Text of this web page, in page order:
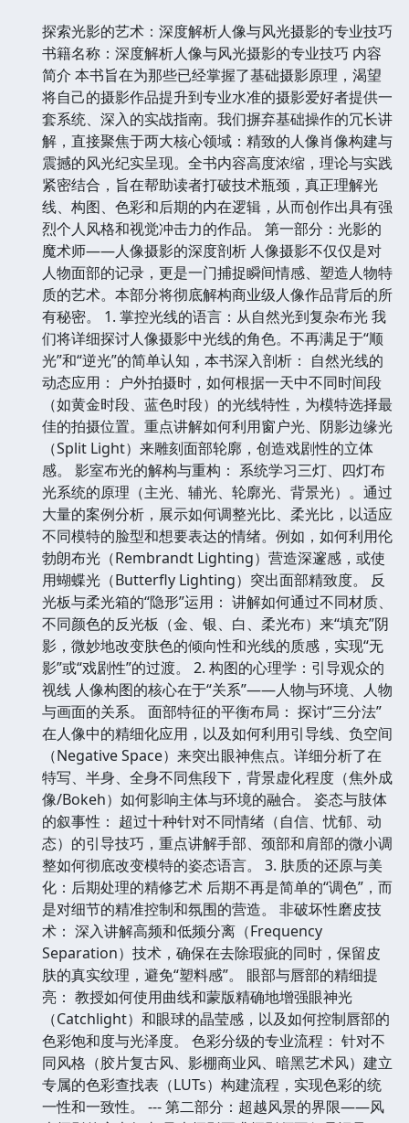
探索光影的艺术：深度解析人像与风光摄影的专业技巧
书籍名称：深度解析人像与风光摄影的专业技巧 内容
简介 本书旨在为那些已经掌握了基础摄影原理，渴望
将自己的摄影作品提升到专业水准的摄影爱好者提供一
套系统、深入的实战指南。我们摒弃基础操作的冗长讲
解，直接聚焦于两大核心领域：精致的人像肖像构建与
震撼的风光纪实呈现。全书内容高度浓缩，理论与实践
紧密结合，旨在帮助读者打破技术瓶颈，真正理解光
线、构图、色彩和后期的内在逻辑，从而创作出具有强
烈个人风格和视觉冲击力的作品。 第一部分：光影的
魔术师——人像摄影的深度剖析 人像摄影不仅仅是对
人物面部的记录，更是一门捕捉瞬间情感、塑造人物特
质的艺术。本部分将彻底解构商业级人像作品背后的所
有秘密。 1. 掌控光线的语言：从自然光到复杂布光 我
们将详细探讨人像摄影中光线的角色。不再满足于“顺
光”和“逆光”的简单认知，本书深入剖析： 自然光线的
动态应用： 户外拍摄时，如何根据一天中不同时间段
（如黄金时段、蓝色时段）的光线特性，为模特选择最
佳的拍摄位置。重点讲解如何利用窗户光、阴影边缘光
（Split Light）来雕刻面部轮廓，创造戏剧性的立体
感。 影室布光的解构与重构： 系统学习三灯、四灯布
光系统的原理（主光、辅光、轮廓光、背景光）。通过
大量的案例分析，展示如何调整光比、柔光比，以适应
不同模特的脸型和想要表达的情绪。例如，如何利用伦
勃朗布光（Rembrandt Lighting）营造深邃感，或使
用蝴蝶光（Butterfly Lighting）突出面部精致度。 反
光板与柔光箱的“隐形”运用： 讲解如何通过不同材质、
不同颜色的反光板（金、银、白、柔光布）来“填充”阴
影，微妙地改变肤色的倾向性和光线的质感，实现“无
影”或“戏剧性”的过渡。 2. 构图的心理学：引导观众的
视线 人像构图的核心在于“关系”——人物与环境、人物
与画面的关系。 面部特征的平衡布局： 探讨“三分法”
在人像中的精细化应用，以及如何利用引导线、负空间
（Negative Space）来突出眼神焦点。详细分析了在
特写、半身、全身不同焦段下，背景虚化程度（焦外成
像/Bokeh）如何影响主体与环境的融合。 姿态与肢体
的叙事性： 超过十种针对不同情绪（自信、忧郁、动
态）的引导技巧，重点讲解手部、颈部和肩部的微小调
整如何彻底改变模特的姿态语言。 3. 肤质的还原与美
化：后期处理的精修艺术 后期不再是简单的“调色”，而
是对细节的精准控制和氛围的营造。 非破坏性磨皮技
术： 深入讲解高频和低频分离（Frequency
Separation）技术，确保在去除瑕疵的同时，保留皮
肤的真实纹理，避免“塑料感”。 眼部与唇部的精细提
亮： 教授如何使用曲线和蒙版精确地增强眼神光
（Catchlight）和眼球的晶莹感，以及如何控制唇部的
色彩饱和度与光泽度。 色彩分级的专业流程： 针对不
同风格（胶片复古风、影棚商业风、暗黑艺术风）建立
专属的色彩查找表（LUTs）构建流程，实现色彩的统
一性和一致性。 --- 第二部分：超越风景的界限——风